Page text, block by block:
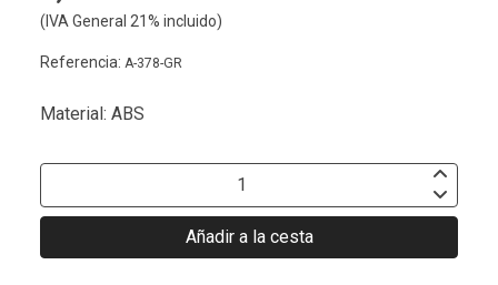
(IVA General 21% incluido)
Referencia: A-378-GR
Material: ABS
Añadir a la cesta